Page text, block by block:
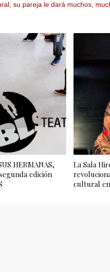
su pareja le dará muchos,
HERMANAS,
edición
La Sala
cultural